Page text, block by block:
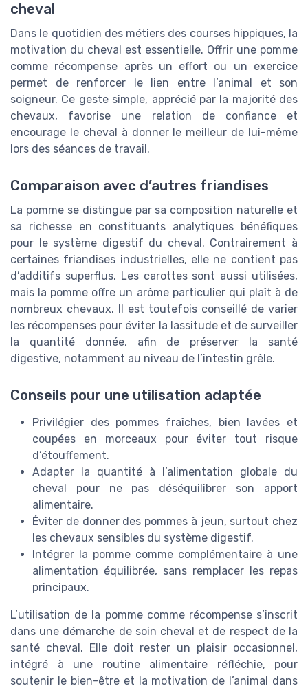
cheval
Dans le quotidien des métiers des courses hippiques, la
motivation du cheval est essentielle. Offrir une pomme
comme récompense après un effort ou un exercice
permet de renforcer le lien entre l’animal et son
soigneur. Ce geste simple, apprécié par la majorité des
chevaux, favorise une relation de confiance et
encourage le cheval à donner le meilleur de lui-même
lors des séances de travail.
Comparaison avec d’autres friandises
La pomme se distingue par sa composition naturelle et
sa richesse en constituants analytiques bénéfiques
pour le système digestif du cheval. Contrairement à
certaines friandises industrielles, elle ne contient pas
d’additifs superflus. Les carottes sont aussi utilisées,
mais la pomme offre un arôme particulier qui plaît à de
nombreux chevaux. Il est toutefois conseillé de varier
les récompenses pour éviter la lassitude et de surveiller
la quantité donnée, afin de préserver la santé
digestive, notamment au niveau de l’intestin grêle.
Conseils pour une utilisation adaptée
Privilégier des pommes fraîches, bien lavées et
coupées en morceaux pour éviter tout risque
d’étouffement.
Adapter la quantité à l’alimentation globale du
cheval pour ne pas déséquilibrer son apport
alimentaire.
Éviter de donner des pommes à jeun, surtout chez
les chevaux sensibles du système digestif.
Intégrer la pomme comme complémentaire à une
alimentation équilibrée, sans remplacer les repas
principaux.
L’utilisation de la pomme comme récompense s’inscrit
dans une démarche de soin cheval et de respect de la
santé cheval. Elle doit rester un plaisir occasionnel,
intégré à une routine alimentaire réfléchie, pour
soutenir le bien-être et la motivation de l’animal dans